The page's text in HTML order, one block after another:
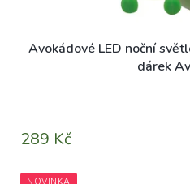
Avokádové LED noční
dárek
289 Kč